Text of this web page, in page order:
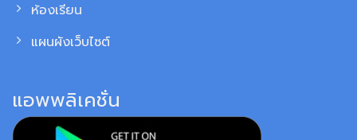
ห้องเรียน
แผนผังเว็บไซต์
แอพพลิเคชั่น